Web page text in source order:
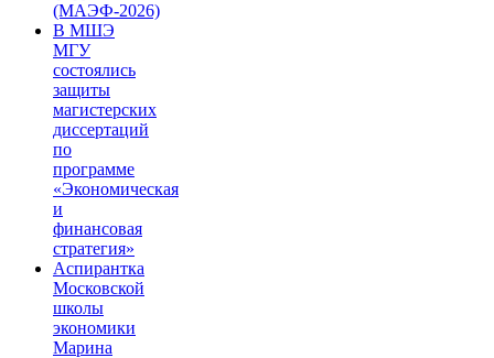
(МАЭФ-2026)
В МШЭ
МГУ
состоялись
защиты
магистерских
диссертаций
по
программе
«Экономическая
и
финансовая
стратегия»
Аспирантка
Московской
школы
экономики
Марина